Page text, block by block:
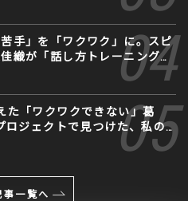
苦手」を「ワクワク」に。スピ
織が「話し方トレーニング」
た「ワクワクできない」葛
ロジェクトで見つけた、私の
事一覧へ